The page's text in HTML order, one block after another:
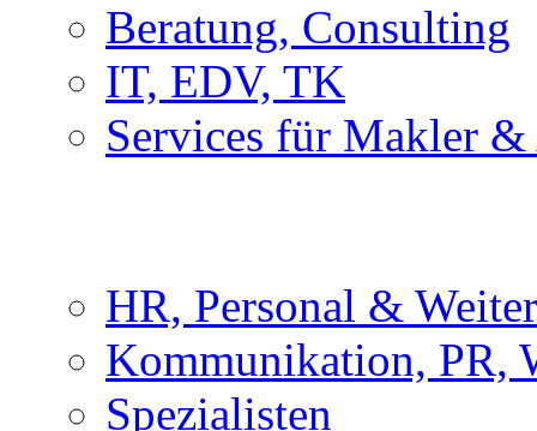
Beratung, Consulting
IT, EDV, TK
Services für Makler &
HR, Personal &
Kommunikation, PR,
Spezialisten